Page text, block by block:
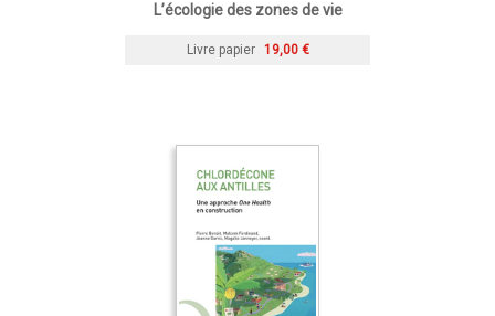
L’écologie des zones de vie
Livre papier 19,00 €